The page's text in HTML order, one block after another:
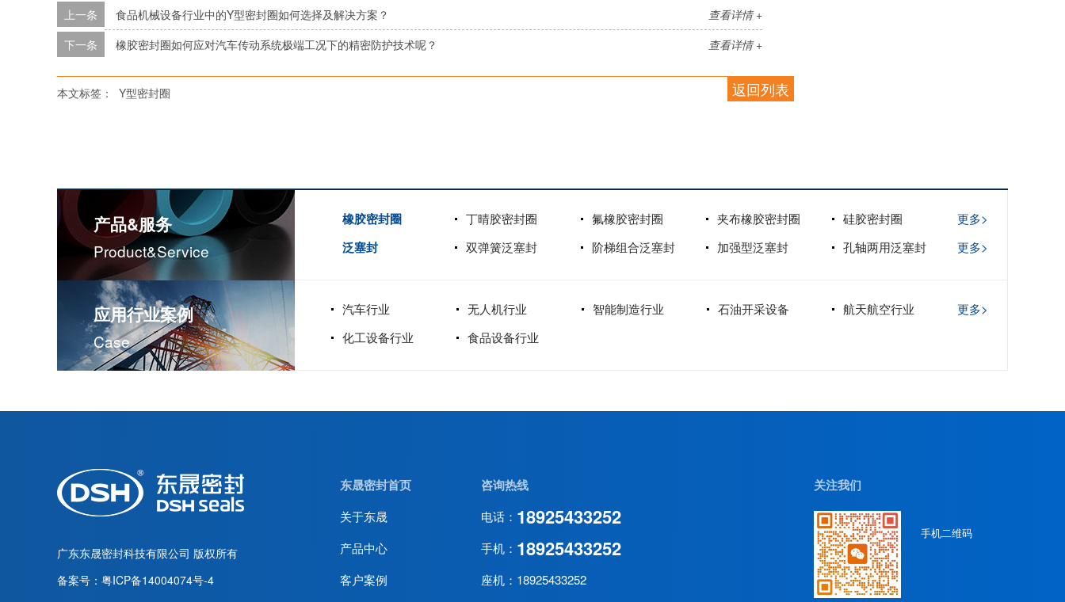
查看详情 +
上一条
食品机械设备行业中的Y型密封圈如何选择及解决方案？
查看详情 +
下一条 橡胶密封圈如何应对汽车传动系统极端工况下的精密防护技术呢？
返回列表
本文标签： Y型密封圈
产品&服务
Product&service
橡胶密封圈 丁晴胶密封圈 氟橡胶密封圈 夹布橡胶密封圈 硅胶密封圈 更多>
泛塞封 双弹簧泛塞封 阶梯组合泛塞封 加强型泛塞封 孔轴两用泛塞封 更多>
应用行业案例
Case
汽车行业 无人机行业 智能制造行业 石油开采设备
航天航空行业
化工设备行业
食品设备行业
更多>
广东东晟密封科技有限公司 版权所有
备案号： 粤ICP备14004074号-4
东晟密封首页
关于东晟
产品中心
客户案例
咨询热线
电话： 18925433252
手机： 18925433252
座机：18925433252
关注我们
手机二维码